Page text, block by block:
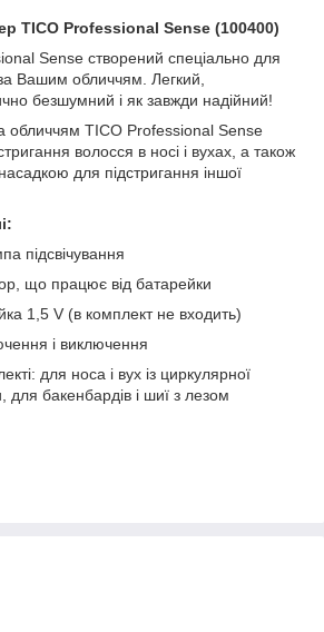
TICO Professional Sense (100400)
Sense створений спеціально для
Вашим обличчям. Легкий,
безшумний і як завжди надійний!
обличчям TICO Professional Sense
волосся в носі і вухах, а також
для підстригання іншої
підсвічування
що працює від батарейки
1,5 V (в комплект не входить)
і виключення
для носа і вух із циркулярної
для бакенбардів і шиї з лезом